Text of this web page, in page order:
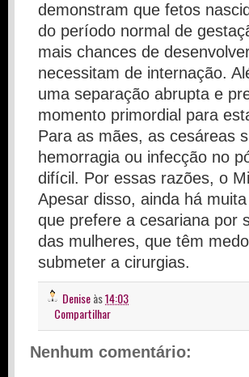
demonstram que fetos
do período normal de
mais chances de
necessitam de internação.
uma separação abrupta e
momento primordial para
Para as mães, as cesáreas
hemorragia ou infecção no
difícil. Por essas razões, o
Apesar disso, ainda há
que prefere a cesariana por
das mulheres, que têm
submeter a cirurgias.
Deniseàs14:03
Compartilhar
Nenhum comentário: